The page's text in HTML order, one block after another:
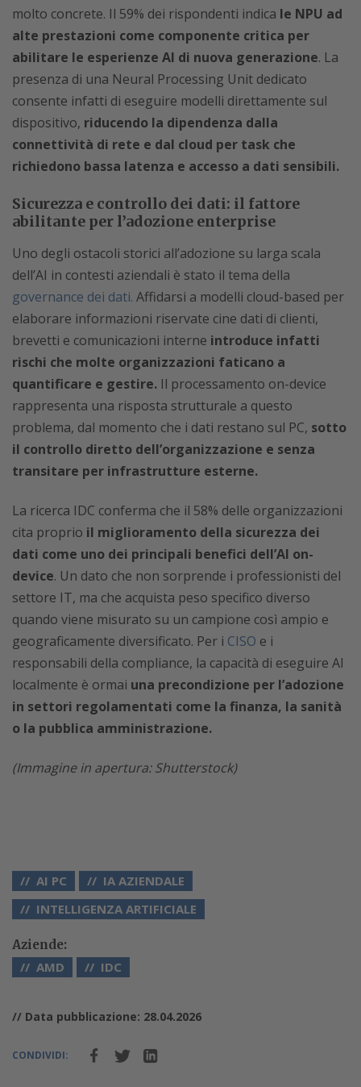
molto concrete. Il 59% dei rispondenti indica le NPU ad
alte prestazioni come componente critica per
abilitare le esperienze AI di nuova generazione. La
presenza di una Neural Processing Unit dedicato
consente infatti di eseguire modelli direttamente sul
dispositivo, riducendo la dipendenza dalla
connettività di rete e dal cloud per task che
richiedono bassa latenza e accesso a dati sensibili.
Sicurezza e controllo dei dati: il fattore
abilitante per l’adozione enterprise
Uno degli ostacoli storici all’adozione su larga scala
dell’AI in contesti aziendali è stato il tema della
governance dei dati. Affidarsi a modelli cloud-based per
elaborare informazioni riservate cine dati di clienti,
brevetti e comunicazioni interne introduce infatti
rischi che molte organizzazioni faticano a
quantificare e gestire. Il processamento on-device
rappresenta una risposta strutturale a questo
problema, dal momento che i dati restano sul PC, sotto
il controllo diretto dell’organizzazione e senza
transitare per infrastrutture esterne.
La ricerca IDC conferma che il 58% delle organizzazioni
cita proprio il miglioramento della sicurezza dei
dati come uno dei principali benefici dell’AI on-
device. Un dato che non sorprende i professionisti del
settore IT, ma che acquista peso specifico diverso
quando viene misurato su un campione così ampio e
geograficamente diversificato. Per i CISO e i
responsabili della compliance, la capacità di eseguire AI
localmente è ormai una precondizione per l’adozione
in settori regolamentati come la finanza, la sanità
o la pubblica amministrazione.
(Immagine in apertura: Shutterstock)
AI PC
IA AZIENDALE
INTELLIGENZA ARTIFICIALE
Aziende:
AMD IDC
// Data pubblicazione: 28.04.2026
CONDIVIDI: